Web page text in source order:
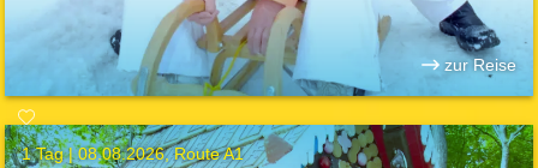
zur Reise
1 Tag |08.08.2026 Route A1